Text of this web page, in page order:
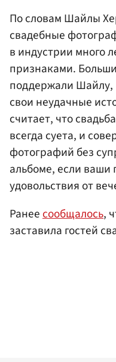
По словам Шайлы
свадебные
в индустрии много
признаками.
поддержали Шайлу,
свои неудачные
считает, что
всегда суета, и
фотографий без
альбоме, если ваши
удовольствия от
Ранеесообщалось,
заставила гостей